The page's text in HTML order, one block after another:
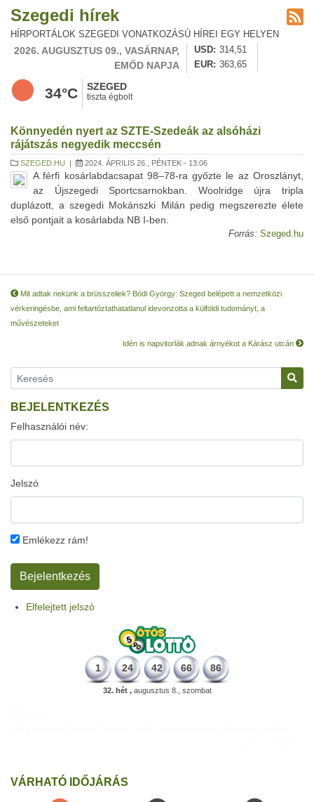
Szegedi hírek
HÍRPORTÁLOK SZEGEDI VONATKOZÁSÚ HÍREI EGY HELYEN
2026. AUGUSZTUS 09., VASÁRNAP,
EMŐD NAPJA
USD
314,51
EUR
363,65
34°C SZEGED
tiszta égbolt
Könnyedén nyert az SZTE-Szedeák az alsóházi
rájátszás negyedik meccsén
SZEGED.HU | 2024. ÁPRILIS 26., PÉNTEK - 13:06
A férfi kosárlabdacsapat 98–78-ra győzte le az Oroszlányt,
az Újszegedi Sportcsarnokban. Woolridge újra tripla
duplázott, a szegedi Mokánszki Milán pedig megszerezte élete
első pontjait a kosárlabda NB I-ben.
Forrás: Szeged.hu
Mit adtak nekünk a brüsszeliek? Bódi György: Szeged belépett a nemzetközi
vérkeringésbe, ami feltartóztathatatlanul idevonzotta a külföldi tudományt, a
művészeteket
Idén is napvitorlák adnak árnyékot a Kárász utcán
BEJELENTKEZÉS
Felhasználói név:
Jelszó
Emlékezz rám!
Elfelejtett jelszó
1 24 42 66 86
32. hét ,augusztus 8., szombat
VÁRHATÓ IDŐJÁRÁS